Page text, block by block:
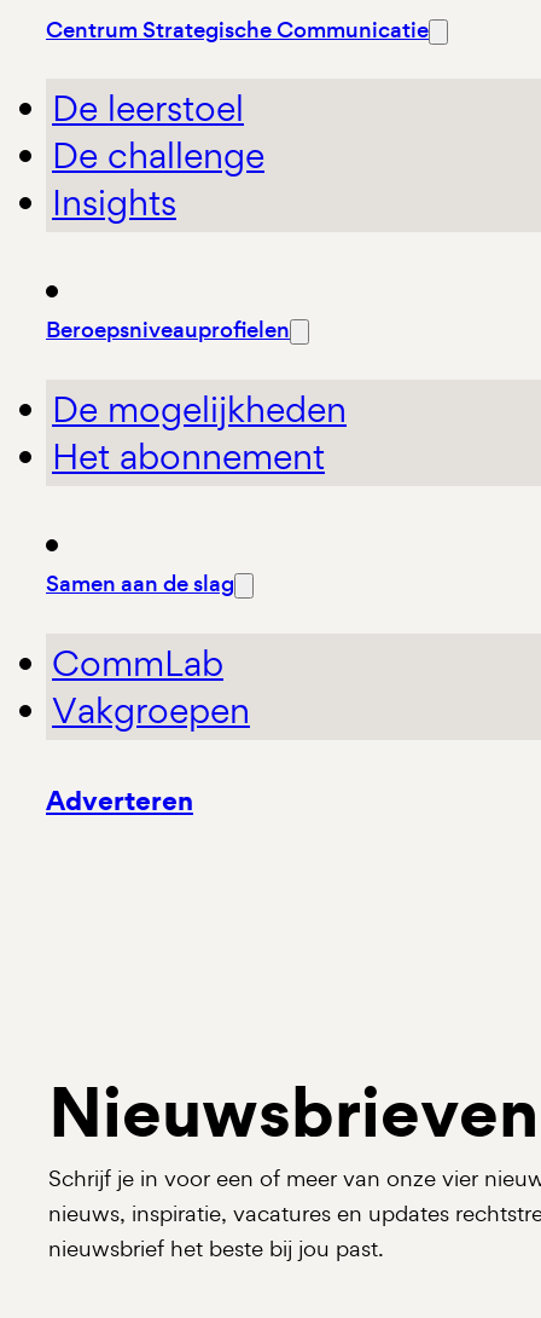
Centrum Strategische Communicatie
De leerstoel
De challenge
Insights
Beroepsniveauprofielen
De mogelijkheden
Het abonnement
Samen aan de slag
CommLab
Vakgroepen
Adverteren
Nieuwsbrieven
Schrijf je in voor een of meer van onze vier
nieuws, inspiratie, vacatures en updates
nieuwsbrief het beste bij jou past.